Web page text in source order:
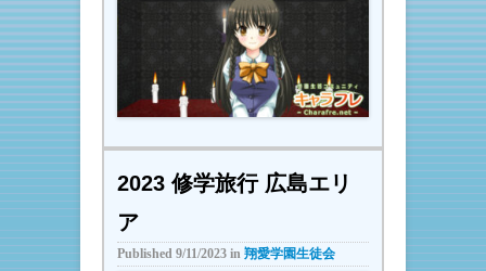
2023 修学旅行 広島エリ
ア
Published 9/11/2023 in 翔愛学園生徒会